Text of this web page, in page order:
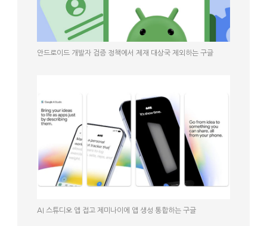
안드로이드 개발자 검증 정책에서 제재 대상국 제외하는 구글
AI 스튜디오 앱 접고 제미나이에 앱 생성 통합하는 구글